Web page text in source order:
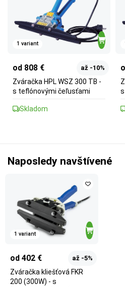
1 variant
od 808 € až -10%
Zváračka HPL WSZ 300 TB -
s teflónovými čeľusťami
Skladom
Naposledy navštívené
1 variant
od 402 € až -5%
Zváračka kliešťová FKR
200 (300W) - s